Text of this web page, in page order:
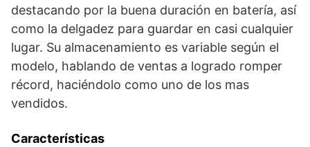
destacando por la buena duración en batería, así
como la delgadez para guardar en casi cualquier
lugar. Su almacenamiento es variable según el
modelo, hablando de ventas a logrado romper
récord, haciéndolo como uno de los mas
vendidos.
Características